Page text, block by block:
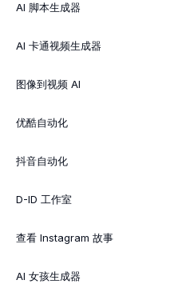
AI 脚本生成器
AI 卡通视频生成器
图像到视频 AI
优酷自动化
抖音自动化
D-ID 工作室
查看 Instagram 故事
AI 女孩生成器